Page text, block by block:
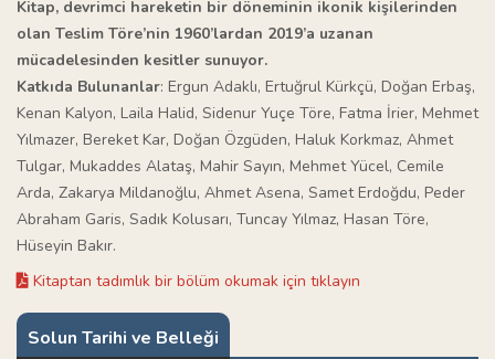
Kitap, devrimci hareketin bir döneminin ikonik kişilerinden
olan Teslim Töre’nin 1960’lardan 2019’a uzanan
mücadelesinden kesitler sunuyor.
Katkıda Bulunanlar: Ergun Adaklı, Ertuğrul Kürkçü, Doğan Erbaş,
Kenan Kalyon, Laila Halid, Sidenur Yuçe Töre, Fatma İrier, Mehmet
Yılmazer, Bereket Kar, Doğan Özgüden, Haluk Korkmaz, Ahmet
Tulgar, Mukaddes Alataş, Mahir Sayın, Mehmet Yücel, Cemile
Arda, Zakarya Mildanoğlu, Ahmet Asena, Samet Erdoğdu, Peder
Abraham Garis, Sadık Kolusarı, Tuncay Yılmaz, Hasan Töre,
Hüseyin Bakır.
Kitaptan tadımlık bir bölüm okumak için tıklayın
Solun Tarihi ve Belleği